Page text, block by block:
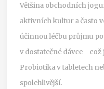
Většina obchodních
aktivních kultur a často
účinnou léčbu průjmu
v dostatečné dávce -
Probiotika v tabletech
spolehlivější.